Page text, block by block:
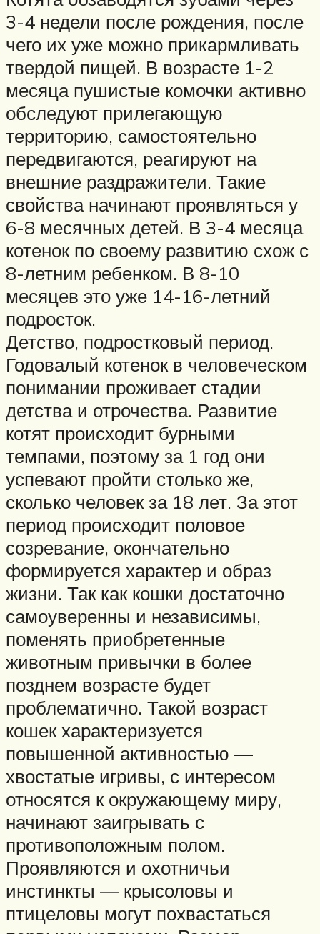
3-4 недели после рождения, после
чего их уже можно прикармливать
твердой пищей. В возрасте 1-2
месяца пушистые комочки активно
обследуют прилегающую
территорию, самостоятельно
передвигаются, реагируют на
внешние раздражители. Такие
свойства начинают проявляться у
6-8 месячных детей. В 3-4 месяца
котенок по своему развитию схож с
8-летним ребенком. В 8-10
месяцев это уже 14-16-летний
подросток.
Детство, подростковый период.
Годовалый котенок в человеческом
понимании проживает стадии
детства и отрочества. Развитие
котят происходит бурными
темпами, поэтому за 1 год они
успевают пройти столько же,
сколько человек за 18 лет. За этот
период происходит половое
созревание, окончательно
формируется характер и образ
жизни. Так как кошки достаточно
самоуверенны и независимы,
поменять приобретенные
животным привычки в более
позднем возрасте будет
проблематично. Такой возраст
кошек характеризуется
повышенной активностью —
хвостатые игривы, с интересом
относятся к окружающему миру,
начинают заигрывать с
противоположным полом.
Проявляются и охотничьи
инстинкты — крысоловы и
птицеловы могут похвастаться